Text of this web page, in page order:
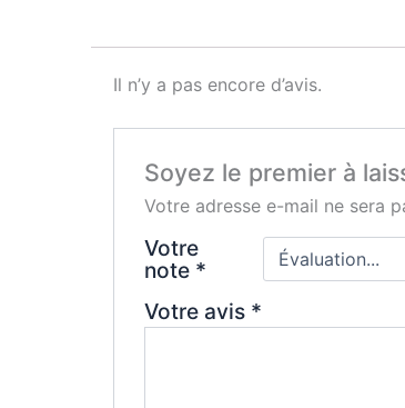
Il n’y a pas encore d’avis.
Soyez le premier à
Votre adresse e-mail ne sera
Votre
note *
Votre avis *